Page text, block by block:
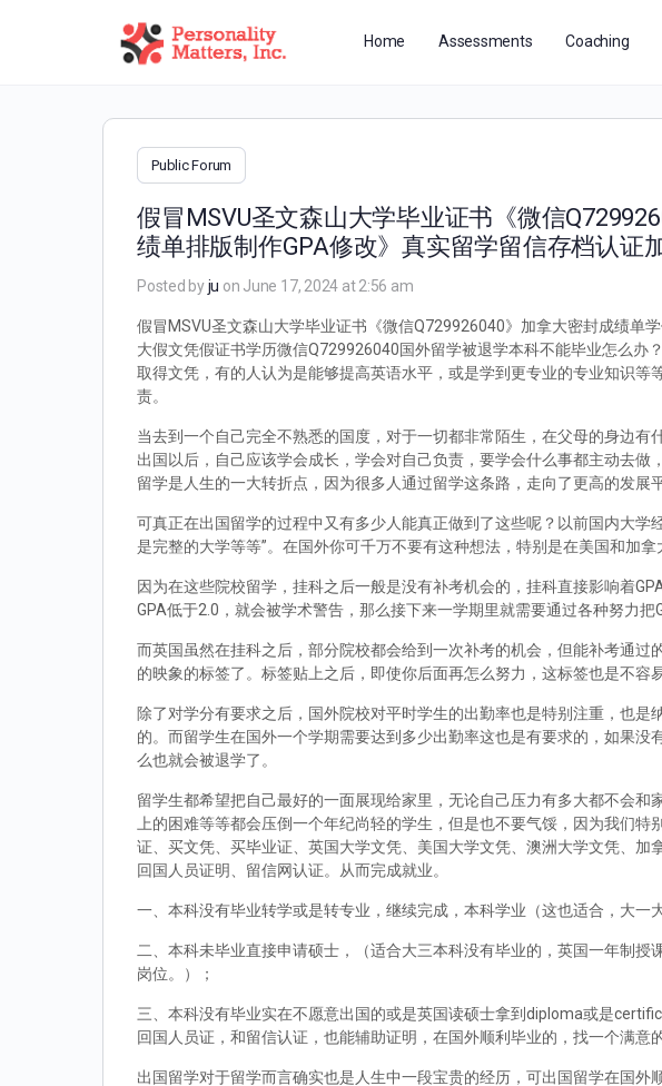
Home Assessments Coaching
Public Forum
假冒MSVU圣文森山大学毕业证书《微信
绩单排版制作GPA修改》真实留学留信存档认证
Posted byju on June 17, 2024 at 2:56 am
假冒MSVU圣文森山大学毕业证书《微信Q729926040》加拿大密封成绩单
大假文凭假证书学历微信Q729926040国外留学被退学本科不能毕业怎么
取得文凭，有的人认为是能够提高英语水平，或是学到更专业的专业知识
责。
当去到一个自己完全不熟悉的国度，对于一切都非常陌生，在父母的身边
出国以后，自己应该学会成长，学会对自己负责，要学会什么事都主动去
留学是人生的一大转折点，因为很多人通过留学这条路，走向了更高的发展
可真正在出国留学的过程中又有多少人能真正做到了这些呢？以前国内大
是完整的大学等等”。在国外你可千万不要有这种想法，特别是在美国和加拿
因为在这些院校留学，挂科之后一般是没有补考机会的，挂科直接影响着
GPA低于2.0，就会被学术警告，那么接下来一学期里就需要通过各种努力把
而英国虽然在挂科之后，部分院校都会给到一次补考的机会，但能补考通
的映象的标签了。标签贴上之后，即使你后面再怎么努力，这标签也是不容
除了对学分有要求之后，国外院校对平时学生的出勤率也是特别注重，也
的。而留学生在国外一个学期需要达到多少出勤率这也是有要求的，如果
么也就会被退学了。
留学生都希望把自己最好的一面展现给家里，无论自己压力有多大都不会
上的困难等等都会压倒一个年纪尚轻的学生，但是也不要气馁，因为我们
证、买文凭、买毕业证、英国大学文凭、美国大学文凭、澳洲大学文凭、
回国人员证明、留信网认证。从而完成就业。
一、本科没有毕业转学或是转专业，继续完成，本科学业（这也适合，大一
二、本科未毕业直接申请硕士，（适合大三本科没有毕业的，英国一年制
岗位。）；
三、本科没有毕业实在不愿意出国的或是英国读硕士拿到diploma或是
回国人员证，和留信认证，也能辅助证明，在国外顺利毕业的，找一个满意
出国留学对于留学而言确实也是人生中一段宝贵的经历，可出国留学在国